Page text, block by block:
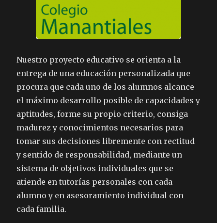
Nuestro proyecto educativo se orienta a la
entrega de una educación personalizada que
procura que cada uno de los alumnos alcance
el máximo desarrollo posible de capacidades y
aptitudes, forme su propio criterio, consiga
madurez y conocimientos necesarios para
tomar sus decisiones libremente con rectitud
y sentido de responsabilidad, mediante un
sistema de objetivos individuales que se
atiende en tutorías personales con cada
alumno y en asesoramiento individual con
cada familia.